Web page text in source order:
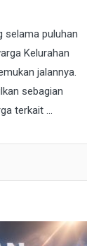
selama puluhan
Kelurahan
jalannya.
sebagian
terkait ...